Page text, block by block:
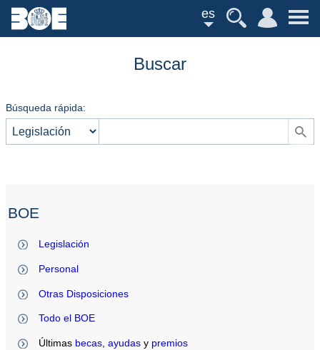
es
Buscar
Búsqueda rápida:
BOE
Legislación
Personal
Otras Disposiciones
Todo el BOE
Últimas becas ,ayudas y premios